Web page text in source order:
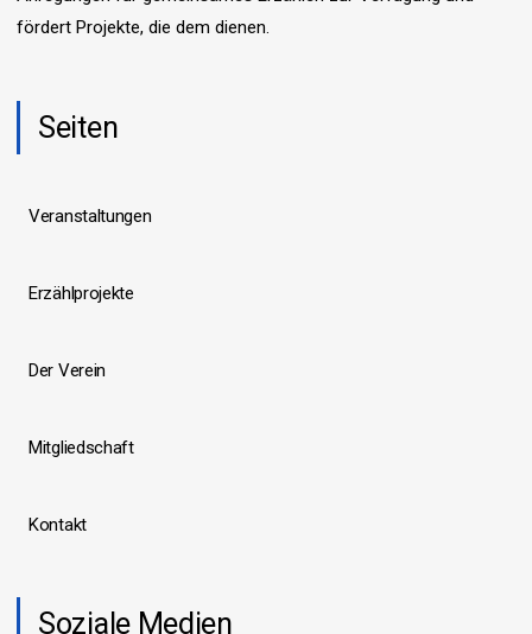
fördert Projekte, die dem dienen.
Seiten
Veranstaltungen
Erzählprojekte
Der Verein
Mitgliedschaft
Kontakt
Soziale Medien